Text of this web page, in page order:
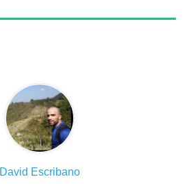
David Escribano